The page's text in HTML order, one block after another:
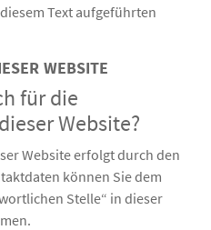
Text aufgeführten
WEBSITE
für die
Website?
Website erfolgt durch den
können Sie dem
Stelle“ in dieser